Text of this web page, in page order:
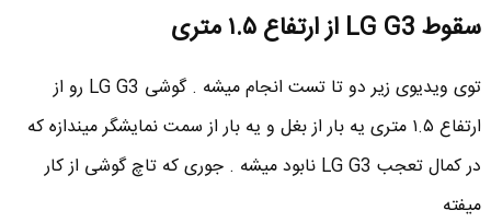
سقوط LG G3 از ارتفاع ۱.۵ متری
توی ویدیوی زیر دو تا تست انجام میشه . گوشی LG G3 رو از
ارتفاع ۱.۵ متری یه بار از بغل و یه بار از سمت نمایشگر میندازه که
در کمال تعجب LG G3 نابود میشه . جوری که تاچ گوشی از کار
میفته